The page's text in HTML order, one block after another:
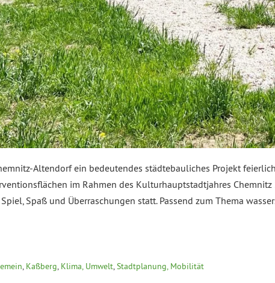
Altendorf ein bedeutendes städtebauliches Projekt
im Rahmen des Kulturhauptstadtjahres
Spaß und Überraschungen statt. Passend zum Thema
, Kaßberg, Klima, Umwelt,Stadtplanung, Mobilität